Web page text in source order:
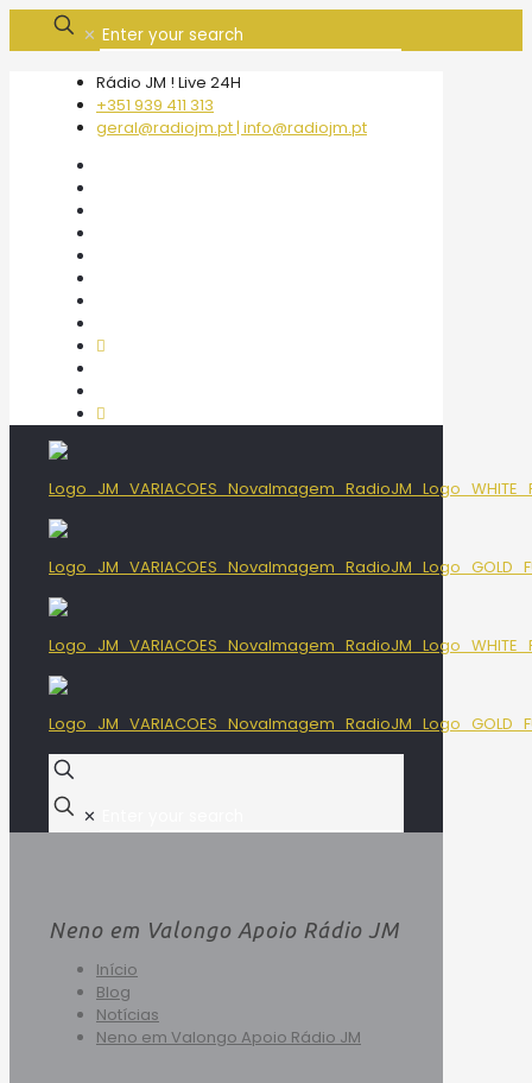
✕
Rádio JM ! Live 24H
+351 939 411 313
geral@radiojm.pt | info@radiojm.pt
✕
Neno em Valongo Apoio Rádio JM
Início
Blog
Notícias
Neno em Valongo Apoio Rádio JM